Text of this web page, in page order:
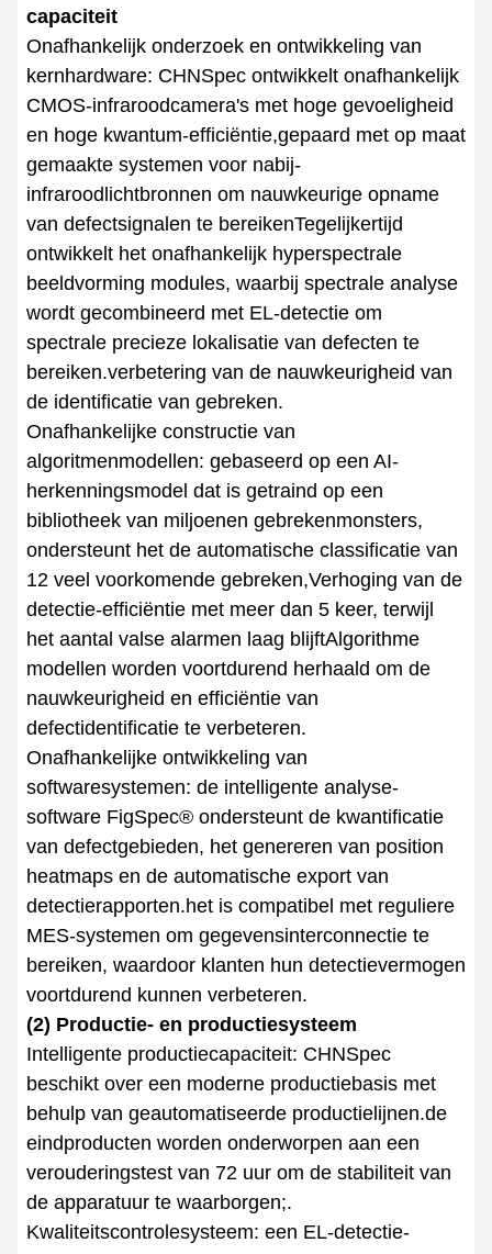
capaciteit
Onafhankelijk onderzoek en ontwikkeling van
kernhardware: CHNSpec ontwikkelt onafhankelijk
CMOS-infraroodcamera's met hoge gevoeligheid
en hoge kwantum-efficiëntie,gepaard met op maat
gemaakte systemen voor nabij-
infraroodlichtbronnen om nauwkeurige opname
van defectsignalen te bereikenTegelijkertijd
ontwikkelt het onafhankelijk hyperspectrale
beeldvorming modules, waarbij spectrale analyse
wordt gecombineerd met EL-detectie om
spectrale precieze lokalisatie van defecten te
bereiken.verbetering van de nauwkeurigheid van
de identificatie van gebreken.
Onafhankelijke constructie van
algoritmenmodellen: gebaseerd op een AI-
herkenningsmodel dat is getraind op een
bibliotheek van miljoenen gebrekenmonsters,
ondersteunt het de automatische classificatie van
12 veel voorkomende gebreken,Verhoging van de
detectie-efficiëntie met meer dan 5 keer, terwijl
het aantal valse alarmen laag blijftAlgorithme
modellen worden voortdurend herhaald om de
nauwkeurigheid en efficiëntie van
defectidentificatie te verbeteren.
Onafhankelijke ontwikkeling van
softwaresystemen: de intelligente analyse-
software FigSpec® ondersteunt de kwantificatie
van defectgebieden, het genereren van position
heatmaps en de automatische export van
detectierapporten.het is compatibel met reguliere
MES-systemen om gegevensinterconnectie te
bereiken, waardoor klanten hun detectievermogen
voortdurend kunnen verbeteren.
(2) Productie- en productiesysteem
Intelligente productiecapaciteit: CHNSpec
beschikt over een moderne productiebasis met
behulp van geautomatiseerde productielijnen.de
eindproducten worden onderworpen aan een
verouderingstest van 72 uur om de stabiliteit van
de apparatuur te waarborgen;.
Kwaliteitscontrolesysteem: een EL-detectie-